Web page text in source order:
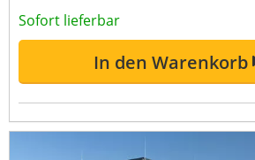
Sofort lieferbar
In den Warenkorb